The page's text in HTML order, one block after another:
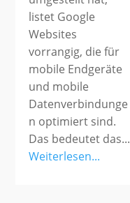
listet Google
Websites
vorrangig, die für
mobile Endgeräte
und mobile
Datenverbindunge
n optimiert sind.
Das bedeutet das...
Weiterlesen...